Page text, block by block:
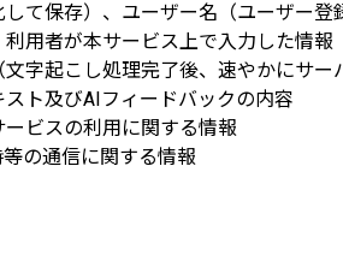
て保存）、ユーザー名（ユーザー登
用者が本サービス上で入力した情報
字起こし処理完了後、速やかにサー
ト及びAIフィードバックの内容
ビスの利用に関する情報
の通信に関する情報